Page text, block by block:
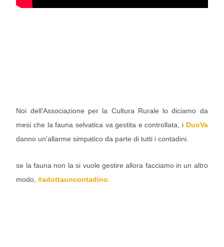
Noi dell'Associazione per la Cultura Rurale lo diciamo da
mesi che la fauna selvatica va gestita e controllata, i DuoVa
danno un'allarme simpatico da parte di tutti i contadini.
se la fauna non la si vuole gestire allora facciamo in un altro
modo,#adottauncontadino